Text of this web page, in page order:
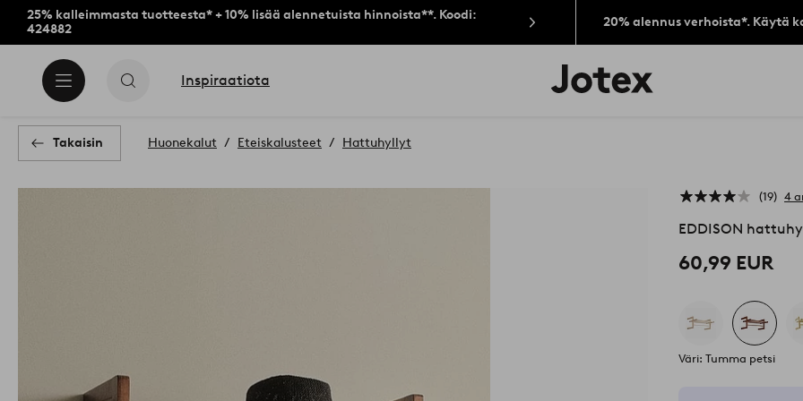
25% kalleimmasta tuotteesta* + 10% lisää alennetuista hinnoista**. Koodi:
424882
20% alennus verhoista*. Käytä
Inspiraatiota
Jotex-
logo
Takaisin Huonekalut Eteiskalusteet Hattuhyllyt
19 4
EDDISON
60,99 EUR
Väri: Tumma petsi